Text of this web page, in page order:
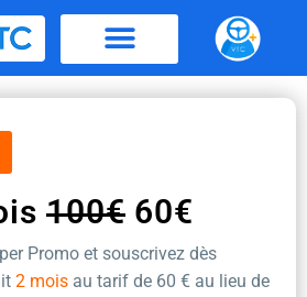
100€ 60€
Promo et souscrivez dès
2 mois au tarif de 60 € au lieu de